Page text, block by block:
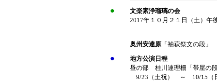
●
文楽素浄瑠璃の会
2017年１０月２１日（土
奥州安達原 「袖萩祭文の段
●
地方公演日程
昼の部 桂川連理柵「帯屋の
9/23（土祝） ～ 10/15（